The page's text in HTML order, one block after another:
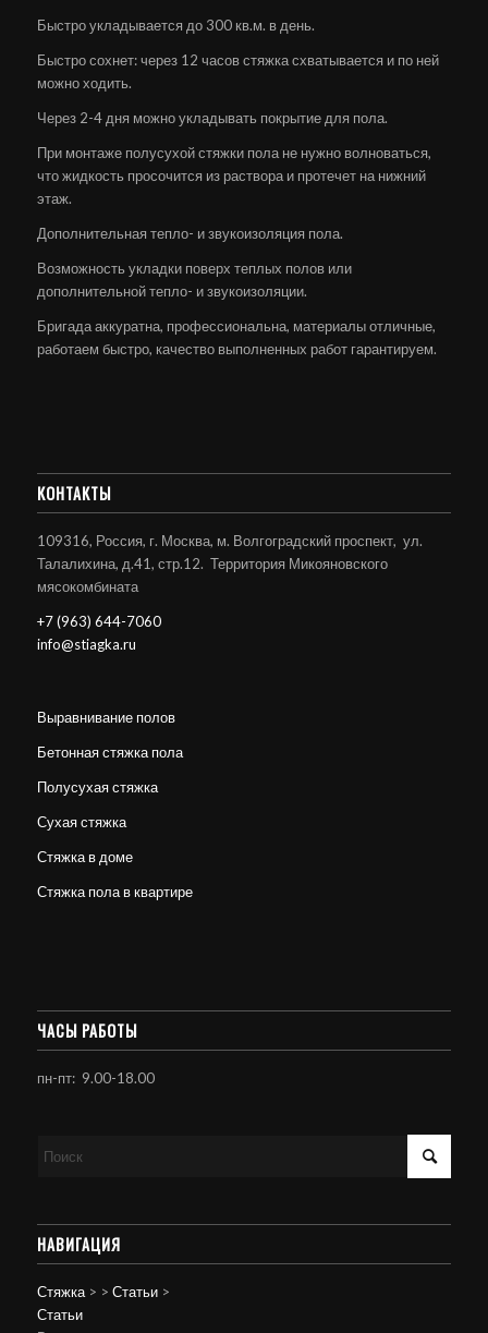
Быстро укладывается до 300 кв.м. в день.
Быстро сохнет: через 12 часов стяжка схватывается и по ней
можно ходить.
Через 2-4 дня можно укладывать покрытие для пола.
При монтаже полусухой стяжки пола не нужно волноваться,
что жидкость просочится из раствора и протечет на нижний
этаж.
Дополнительная тепло- и звукоизоляция пола.
Возможность укладки поверх теплых полов или
дополнительной тепло- и звукоизоляции.
Бригада аккуратна, профессиональна, материалы отличные,
работаем быстро, качество выполненных работ гарантируем.
КОНТАКТЫ
109316, Россия, г. Москва, м. Волгоградский проспект, ул.
Талалихина, д.41, стр.12. Территория Микояновского
мясокомбината
+7 (963) 644-7060
info@stiagka.ru
Выравнивание полов
Бетонная стяжка пола
Полусухая стяжка
Сухая стяжка
Стяжка в доме
Стяжка пола в квартире
ЧАСЫ РАБОТЫ
пн-пт: 9.00-18.00
НАВИГАЦИЯ
Стяжка>
Статьи
> Статьи>